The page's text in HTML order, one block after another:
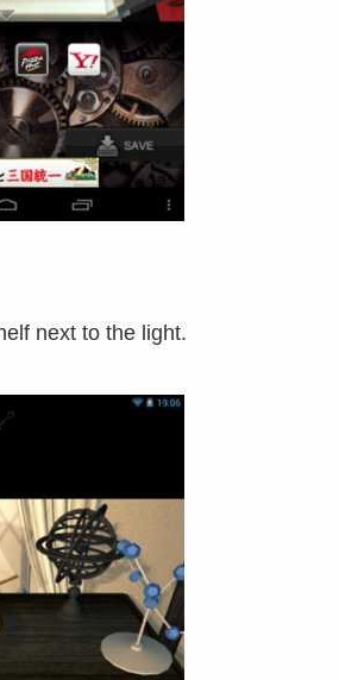
next to the light.